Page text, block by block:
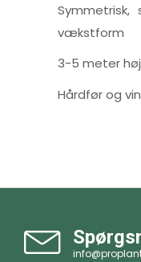
vækstform
3-5 meter
Hårdfør og